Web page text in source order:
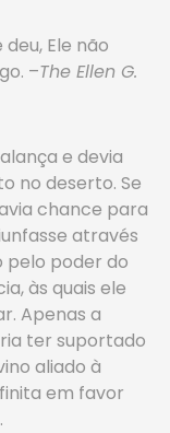
Ele não
–The Ellen G.
e devia
no deserto. Se
chance para
através
pelo poder do
às quais ele
Apenas a
ter suportado
aliado à
em favor